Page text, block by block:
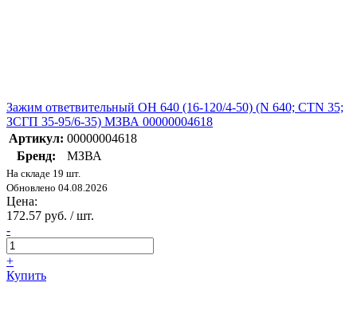
Зажим ответвительный OH 640 (16-120/4-50) (N 640; CTN 35;
ЗСГП 35-95/6-35) МЗВА 00000004618
Артикул: 00000004618
Бренд:
МЗВА
На складе 19 шт.
Обновлено 04.08.2026
Цена:
172.57 руб. / шт.
-
+
Купить